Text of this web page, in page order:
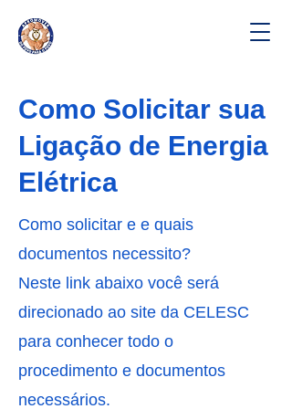
Como Solicitar sua
Ligação de Energia
Elétrica
Como solicitar e e quais
documentos necessito?
Neste link abaixo você será
direcionado ao site da CELESC
para conhecer todo o
procedimento e documentos
necessários.